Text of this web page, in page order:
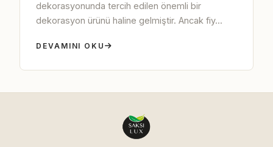
dekorasyonunda tercih edilen önemli bir
dekorasyon ürünü haline gelmiştir. Ancak fiy...
DEVAMINI OKU